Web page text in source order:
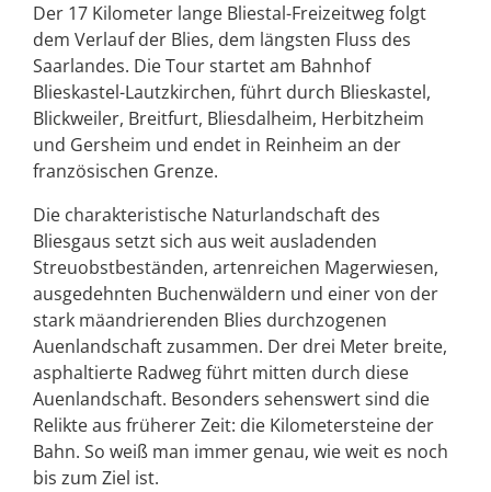
Der 17 Kilometer lange Bliestal-Freizeitweg folgt
dem Verlauf der Blies, dem längsten Fluss des
Saarlandes. Die Tour startet am Bahnhof
Blieskastel-Lautzkirchen, führt durch Blieskastel,
Blickweiler, Breitfurt, Bliesdalheim, Herbitzheim
und Gersheim und endet in Reinheim an der
französischen Grenze.
Die charakteristische Naturlandschaft des
Bliesgaus setzt sich aus weit ausladenden
Streuobstbeständen, artenreichen Magerwiesen,
ausgedehnten Buchenwäldern und einer von der
stark mäandrierenden Blies durchzogenen
Auenlandschaft zusammen. Der drei Meter breite,
asphaltierte Radweg führt mitten durch diese
Auenlandschaft. Besonders sehenswert sind die
Relikte aus früherer Zeit: die Kilometersteine der
Bahn. So weiß man immer genau, wie weit es noch
bis zum Ziel ist.